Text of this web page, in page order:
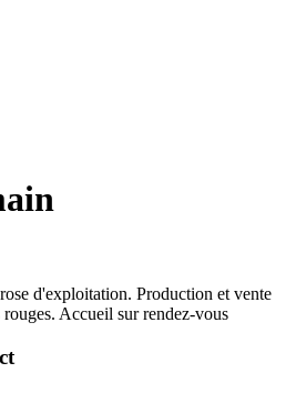
d'exploitation. Production et vente
Accueil sur rendez-vous